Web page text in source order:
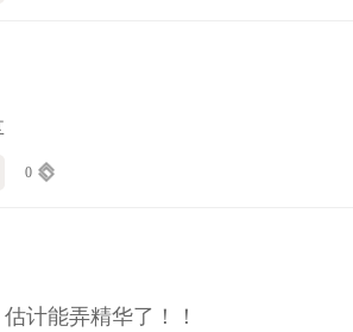
0
计能弄精华了！！